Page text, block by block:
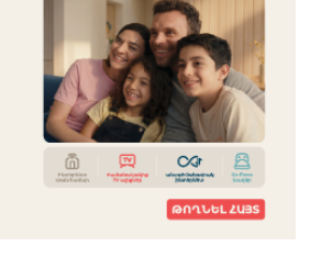
մարզում․ փրկարարները վարորդին
արգելափակումից
6 ժամ առաջ
փոփոխություն կլինի
7 ժամ առաջ
ին՝ Գարեգին Բ Ամենայն Հայոց